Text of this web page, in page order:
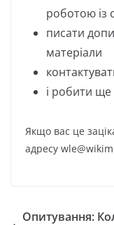
роботою із
писати
матеріали
і робити ще
Якщо вас це
адресу
Опитування: